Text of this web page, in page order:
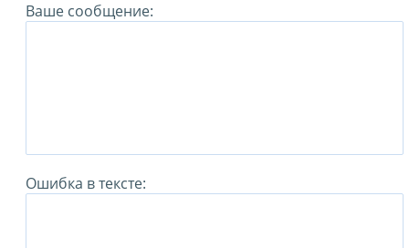
Ваше сообщение:
Ошибка в тексте: